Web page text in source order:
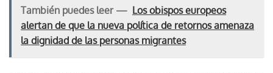
También puedes leer — Los obispos europeos
alertan de que la nueva política de retornos amenaza
la dignidad de las personas migrantes